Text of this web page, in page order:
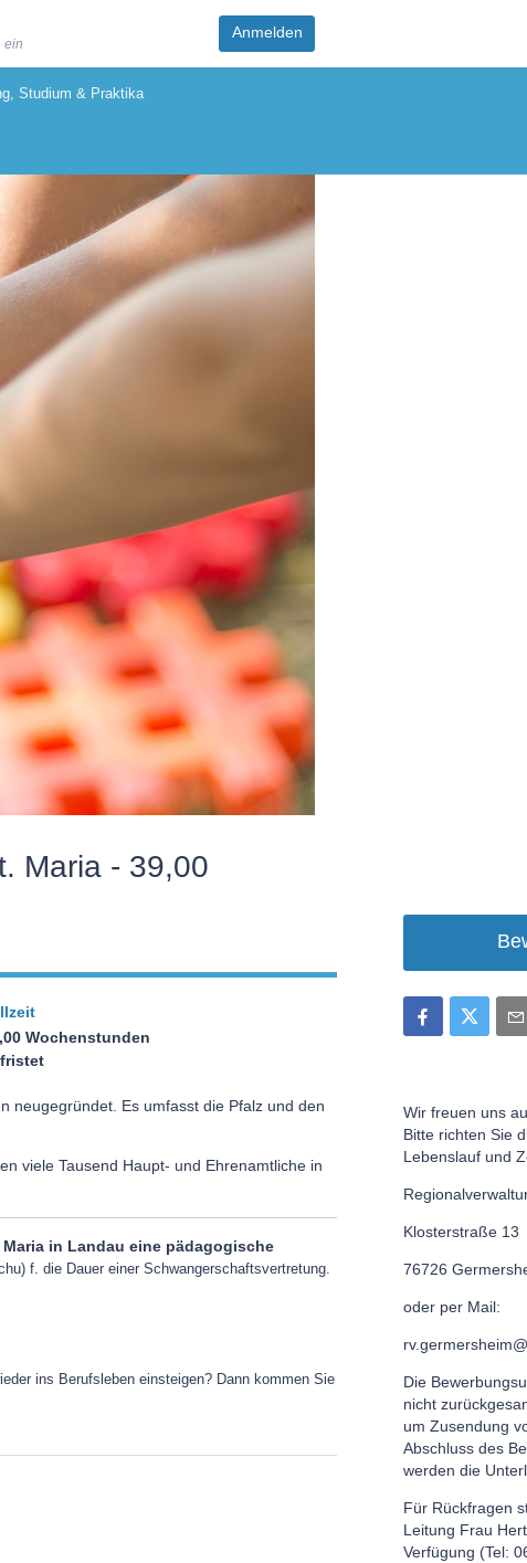
Anmelden
ein
Studium & Praktika
Maria - 39,00
Wochenstunden
neugegründet. Es umfasst die Pfalz und den
viele Tausend Haupt- und Ehrenamtliche in
Maria in Landau eine pädagogische
f. die Dauer einer Schwangerschaftsvertretung.
ins Berufsleben einsteigen? Dann kommen Sie
Wir freuen uns
Bitte richten Sie
Lebenslauf und
Klosterstraße 13
76726
oder per Mail:
Die
nicht
um Zusendung
Abschluss des
werden die
Für Rückfragen
Leitung Frau
Verfügung (Tel: